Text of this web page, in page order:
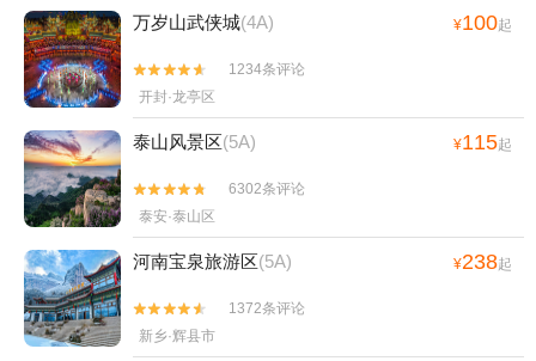
万岁山武侠城(4A) ¥100起


1234条评论
开封·龙亭区
泰山风景区(5A) ¥115起


6302条评论
泰安·泰山区
河南宝泉旅游区(5A) ¥238起


1372条评论
新乡·辉县市